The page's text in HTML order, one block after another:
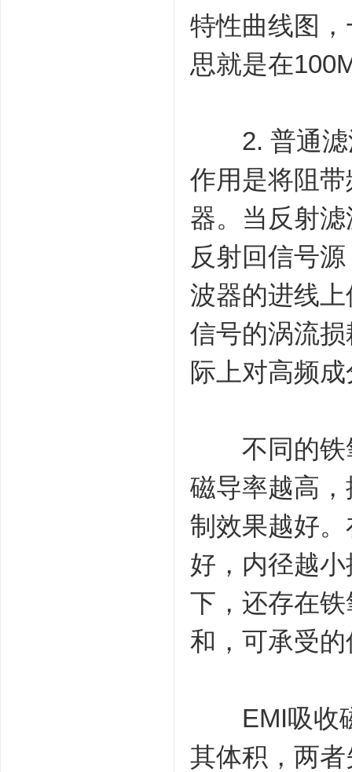
特性曲线图
思就是在
2. 普通滤
作用是将阻
器。当反射
反射回信号
波器的进线
信号的涡流
际上对高频
不同的铁氧
磁导率越高
制效果越好
好，内径越
下，还存在
和，可承受
EMI吸收磁
其体积，两